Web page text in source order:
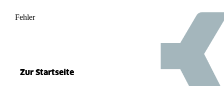
Fehler 500
Zur Startseite